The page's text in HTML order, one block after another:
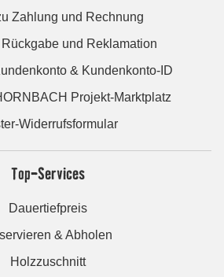
Zahlung und Rechnung
und Reklamation
& Kundenkonto-ID
Projekt-Marktplatz
Widerrufsformular
Top-Services
Dauertiefpreis
& Abholen
Holzzuschnitt